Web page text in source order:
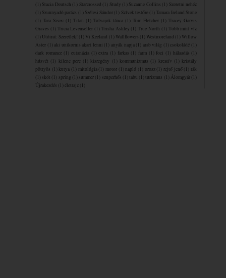
(1) Stacia Deutsch (1) Starcrossed (1) Study (1) Suzanne Collins (1) Szeretni nehéz
(1) Szunnyadó parázs (1) Szélesi Sándor (1) Szívek testőre (1)Tamara Ireland Stone
(1) Tara Sivec (1) Titan (1) Tolvajok ​tánca (1) Tom Fletcher (1) Tracey Garvis
Graves
(1) Tricia Levenseller (1) Trisha Ashley (1) True North (1) Több mint víz
(1) Utóirat: Szeretlek! (1) Vi Keeland (1) Wallflowers (1) Westmoreland (1) Willow
Aster
(1) aki unikornis akart lenni (1) anyák napja (1) arab világ (1)csokoládé
(1)
dark romance
(1) eutanázia (1) extra (1) farkas (1) farm (1) foci (1) hálaadás
(1)
húsvét
(1) kilenc perc (1) kisregény (1) kommunizmus (1) kreatív (1) kristály
pöttyös
(1) kutya (1) mitológia (1) motor (1) napló (1) orosz (1) rejtő jenő (1) rák
(1) skót (1) spring (1) summer (1) szuperhős (1) tabu (1) turizmus (1) Álomgyár (1)
Újrakezdés
(1)életrajz (1)